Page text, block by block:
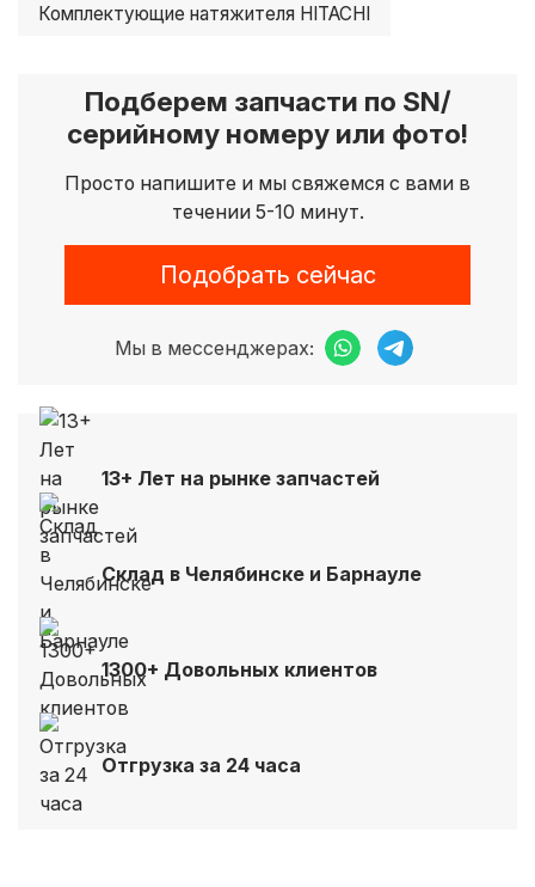
Комплектующие натяжителя HITACHI
Подберем запчасти по SN/
серийному номеру или фото!
Просто напишите и мы свяжемся с вами в
течении 5-10 минут.
Подобрать сейчас
Мы в мессенджерах:
13+ Лет на рынке запчастей
Склад в Челябинске и Барнауле
1300+ Довольных клиентов
Отгрузка за 24 часа